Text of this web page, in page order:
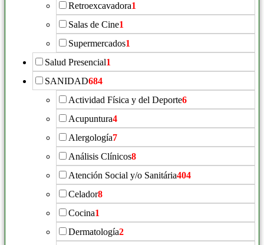
Retroexcavadora1
Salas de Cine1
Supermercados1
Salud Presencial1
SANIDAD684
Actividad Física y del Deporte6
Acupuntura4
Alergología7
Análisis Clínicos8
Atención Social y/o Sanitária404
Celador8
Cocina1
Dermatología2